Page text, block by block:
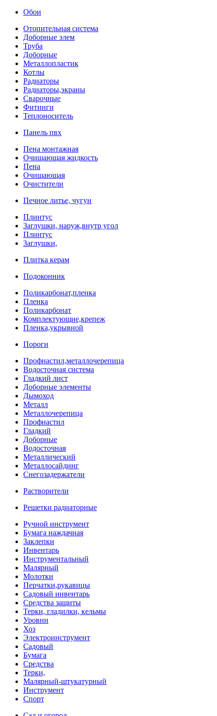
Обои
Отопительная система
Доборные элем
Труба
Доборные
Металлопластик
Котлы
Радиаторы
Радиаторы,экраны
Сварочные
Фитинги
Теплоноситель
Панель пвх
Пена монтажная
Очищающая жидкость
Пена
Очищающая
Очистители
Печное литье, чугун
Плинтус
Заглушки, наруж,внутр угол
Плинтус
Заглушки,
Плитка керам
Подоконник
Поликарбонат,пленка
Пленка
Поликарбонат
Комплектующие,крепеж
Пленка,укрывной
Пороги
Профнастил,металлочерепица
Водосточная система
Гладкий лист
Доборные элементы
Дымоход
Металл
Металлочерепица
Профнастил
Гладкий
Доборные
Водосточная
Металлический
Металлосайдинг
Снегозадержатели
Растворители
Решетки радиаторные
Ручной инструмент
Бумага наждачная
Заклепки
Инвентарь
Инструментальный
Малярный
Молотки
Перчатки,рукавицы
Садовый инвентарь
Средства защиты
Терки, гладилки, кельмы
Уровни
Хоз
Электроинструмент
Садовый
Бумага
Средства
Терки,
Малярный-штукатурный
Инструмент
Спорт